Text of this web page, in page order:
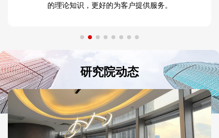
的理论知识，更好的为客户提供服务。
研究院动态